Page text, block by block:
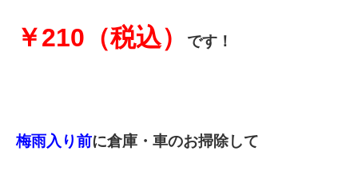
￥210（税込） です！
梅雨入り前に倉庫・車のお掃除して